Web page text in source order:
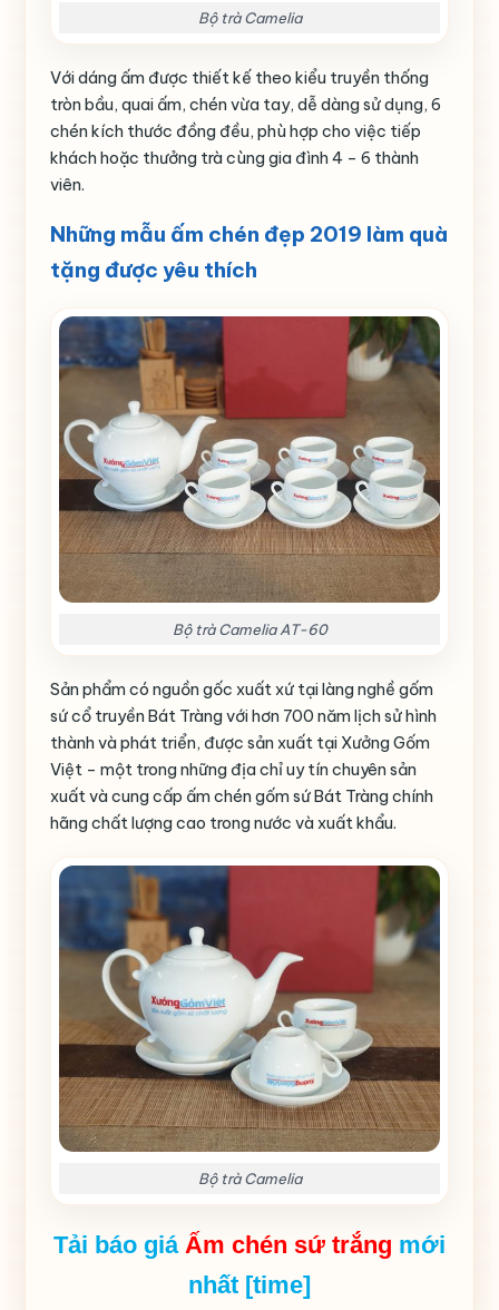
Bộ trà Camelia
Với dáng ấm được thiết kế theo kiểu truyền thống
tròn bầu, quai ấm, chén vừa tay, dễ dàng sử dụng, 6
chén kích thước đồng đều, phù hợp cho việc tiếp
khách hoặc thưởng trà cùng gia đình 4 – 6 thành
viên.
Những mẫu ấm chén đẹp 2019 làm quà
tặng được yêu thích
Bộ trà Camelia AT-60
Sản phẩm có nguồn gốc xuất xứ tại làng nghề gốm
sứ cổ truyền Bát Tràng với hơn 700 năm lịch sử hình
thành và phát triển, được sản xuất tại Xưởng Gốm
Việt – một trong những địa chỉ uy tín chuyên sản
xuất và cung cấp ấm chén gốm sứ Bát Tràng chính
hãng chất lượng cao trong nước và xuất khẩu.
Bộ trà Camelia
Tải báo giá Ấm chén sứ trắng mới
nhất [time]